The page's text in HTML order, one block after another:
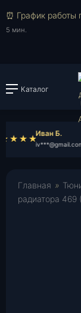
⏰ График
5 мин.
Каталог
Иван Б.
iv***@gmail.com
Главная »
радиатора 469